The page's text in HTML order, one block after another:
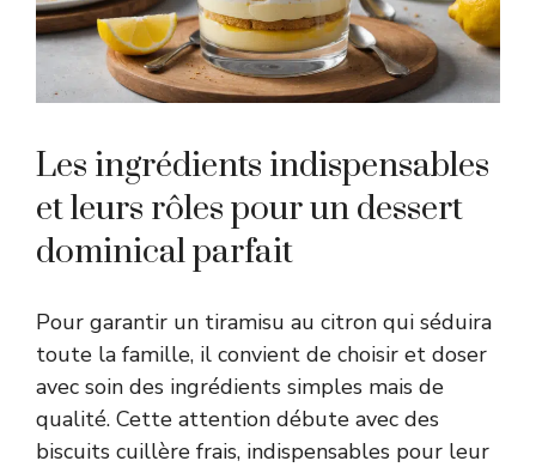
Les ingrédients indispensables
et leurs rôles pour un dessert
dominical parfait
Pour garantir un tiramisu au citron qui séduira
toute la famille, il convient de choisir et doser
avec soin des ingrédients simples mais de
qualité. Cette attention débute avec des
biscuits cuillère frais, indispensables pour leur